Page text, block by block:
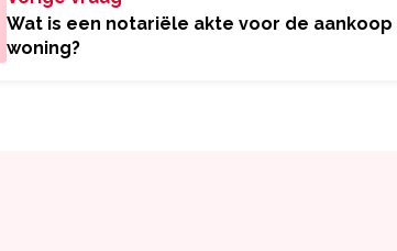
Wat is een notariële akte voor de aankoop
woning?